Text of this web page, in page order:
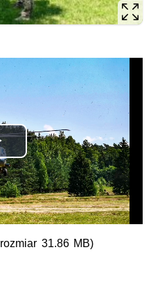
śmigłowiec, z którego
31.86 MB)